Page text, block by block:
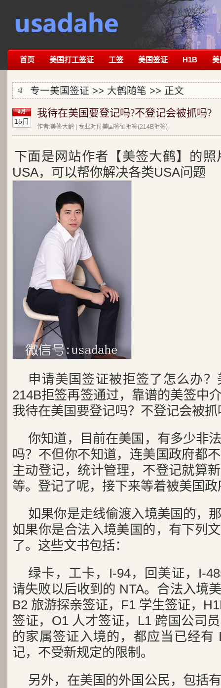
首页 美国打工签证 工签 美国签证 H1B 美
专一美国签证 >> 大鹤随笔 >> 正文
4月
15日
我待在美国要登记吗?不登记会被抓吗?
作者:美签大鹤 | 专业对付美国签证拒签(214B拒签)
下面是网站作者【美签大鹤】的
USA，可以帮你解决各类USA问题
申请美国签证被拒签了怎么办
214B拒签再签通过，靠谱的美签中
我待在美国要登记吗？不登记会被抓
你知道，目前在美国，有多少非
吗？不但你不知道，连美国政府都
主动登记，统计管理，不登记就算
等。登记了呢，接下来等着被美国
如果你是走线偷渡入境美国的，
如果你是合法入境美国的，有下列
了。这些文书包括：
绿卡，工卡，I-94，回美证，I-
请失败以后收到的 NTA。合法入境
B2 旅游探亲签证，F1 学生签证，
签证，O1 人才签证，L1 跨国公司
的家属签证入境的，都应当已经有
记，不受新规定的限制。
另外，在美国的外国公民，包括